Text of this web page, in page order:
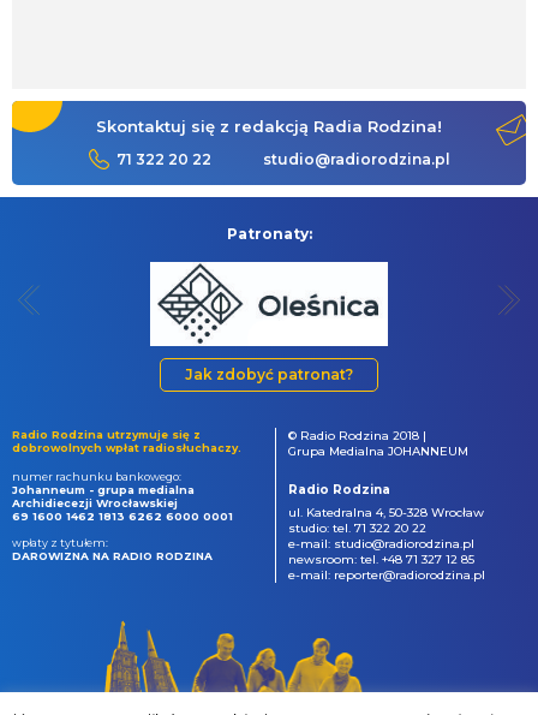
Skontaktuj się z redakcją Radia Rodzina!
71 322 20 22 studio@radiorodzina.pl
Patronaty:
Jak zdobyć patronat?
Radio Rodzina utrzymuje się z
dobrowolnych wpłat radiosłuchaczy.
numer rachunku bankowego:
Johanneum - grupa medialna
Archidiecezji Wrocławskiej
69 1600 1462 1813 6262 6000 0001
wpłaty z tytułem:
DAROWIZNA NA RADIO RODZINA
© Radio Rodzina 2018 |
Grupa Medialna JOHANNEUM
Radio Rodzina
ul. Katedralna 4, 50-328 Wrocław
studio: tel. 71 322 20 22
e-mail: studio@radiorodzina.pl
newsroom: tel. +48 71 327 12 85
e-mail: reporter@radiorodzina.pl